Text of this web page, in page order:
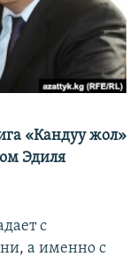
«Кандуу жол»
Эдиля
с
а именно с